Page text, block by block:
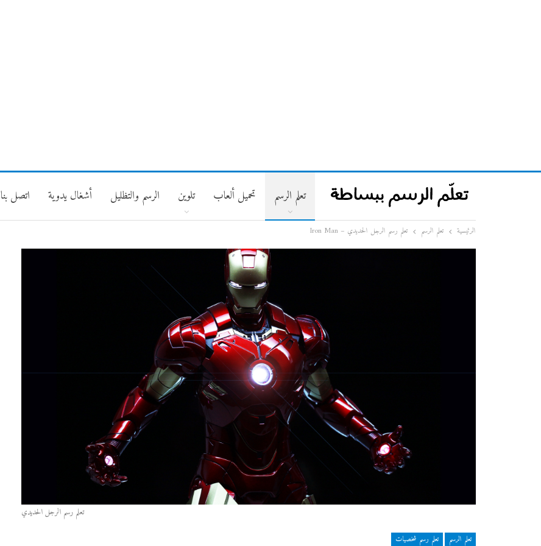
تعلم الرسم تحميل ألعاب تلوين الرسم والتظليل أشغال يدوية اتصل بنا
الرئيسية تعلم الرسم تعلم رسم الرجل الحديدي – Iron Man
تعلم رسم الرجل الحديدي
تعلم الرسم تعلم رسم شخصيات